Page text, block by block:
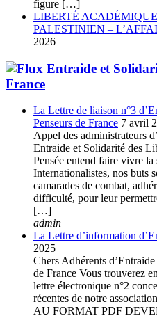
figure […]
LIBERTÉ
PALESTINIEN –
2026
Entraide et
France
La Lettre de liaison n°3
Penseurs de France 7 avril
Appel des administrateurs
Entraide et Solidarité des
Pensée entend faire vivre
Internationalistes, nos buts
camarades de combat,
difficulté, pour leur
[…]
admin
La Lettre d’information
2025
Chers Adhérents
de France Vous trouverez
lettre électronique n°2
récentes de notre
AU FORMAT PDF